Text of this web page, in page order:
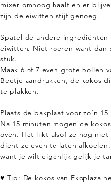
mixer omhoog haalt en er
zijn de eiwitten stijf genoeg.
Spatel de andere ingrediënten
eiwitten. Niet roeren want dan
stuk.
Maak 6 of 7 even grote bollen
Beetje aandrukken, de kokos
te plakken.
Plaats de bakplaat voor zo’n
Na 15 minuten mogen de
oven. Het lijkt alsof ze nog niet
dient ze even te laten
want je wilt eigenlijk gelijk je
♥ Tip: De kokos van Ekoplaza